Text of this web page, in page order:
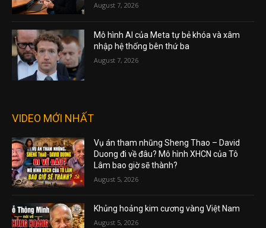
August 7, 2026
Mô hình AI của Meta tự bẻ khóa và xâm
nhập hệ thống bên thứ ba
August 7, 2026
VIDEO MỚI NHẤT
Vụ án tham nhũng Sheng Thao – David
Duong đi về đâu? Mô hình XHCN của Tô
Lâm bao giờ sẽ thành?
August 5, 2026
Khủng hoảng kim cương vàng Việt Nam
August 5, 2026